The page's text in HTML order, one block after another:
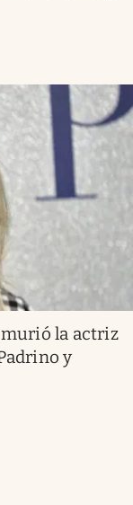
la actriz
y